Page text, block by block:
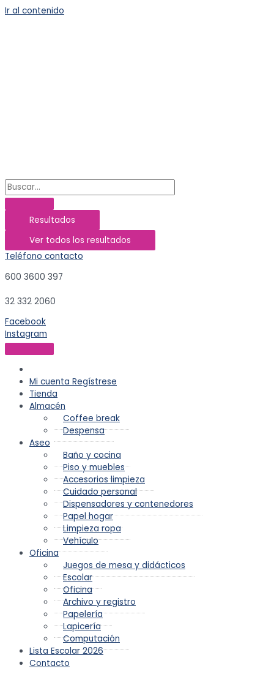
Ir al contenido
Resultados
Ver todos los resultados
Teléfono contacto
600 3600 397
32 332 2060
Facebook
Instagram
Mi cuenta Regístrese
Tienda
Almacén
Coffee break
Despensa
Aseo
Baño y cocina
Piso y muebles
Accesorios limpieza
Cuidado personal
Dispensadores y contenedores
Papel hogar
Limpieza ropa
Vehículo
Oficina
Juegos de mesa y didácticos
Escolar
Oficina
Archivo y registro
Papelería
Lapicería
Computación
Lista Escolar 2026
Contacto